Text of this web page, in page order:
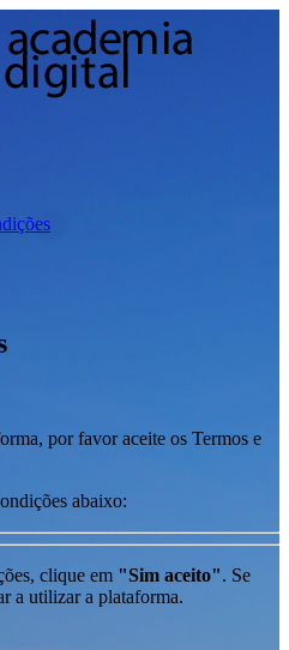
por favor aceite os Termos e
abaixo:
clique em "Sim aceito". Se
a utilizar a plataforma.